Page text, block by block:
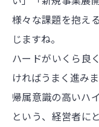
様々な課題を抱え
じますね。
ハードがいくら良
ければうまく進みま
帰属意識の高いハ
という、経営者に